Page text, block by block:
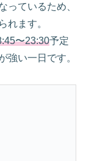
っているため、
れます。
〜23:30予定
強い一日です。